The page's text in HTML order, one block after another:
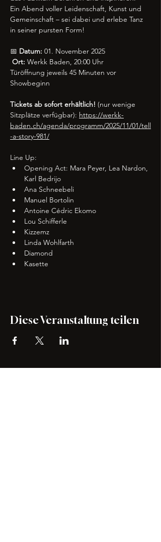
Ein Abend voller Leidenschaft, Kunst und
Gemeinschaft – sei dabei und erlebe Tanz
in seiner pursten Form!
📅 Datum: 01. November 2025
Ort: Werkk Baden, 20:00 Uhr
Türöffnung jeweils 45 Minuten vor
Showbeginn
Tickets ab sofort erhältlich! (nur wenige
Sitzplätze verfügbar): https://werkk-
baden.ch/agenda/programm/2025/11/01/tell
-a-story-981/
Line Up:
Opening Act: Mara Peyer, Lea Nardon,
Karl Bedrijo
Ana Schneebeli
Manuel Bortolin
Antoine Cédric Ekomo
Lou Schifferle
Kizzemz
Linda Wohlfarth
Diamond
Kasette
Diese Veranstaltung teilen